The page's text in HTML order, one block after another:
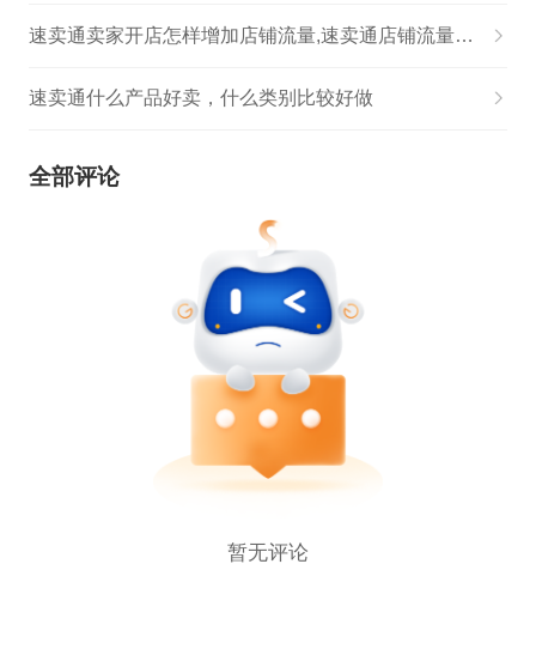
速卖通卖家开店怎样增加店铺流量,速卖通店铺流量突然下滑的原因
速卖通什么产品好卖，什么类别比较好做
全部评论
暂无评论